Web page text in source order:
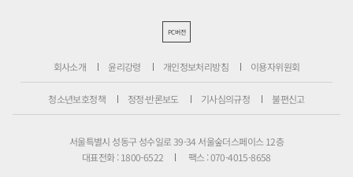
PC버전
회사소개 윤리강령 개인정보처리방침 이용자위원회
청소년보호정책 정정·반론보도 기사심의규정 불편신고
서울특별시 성동구 성수일로 39-34 서울숲더스페이스 12층
대표전화 : 1800-6522
팩스 : 070-4015-8658